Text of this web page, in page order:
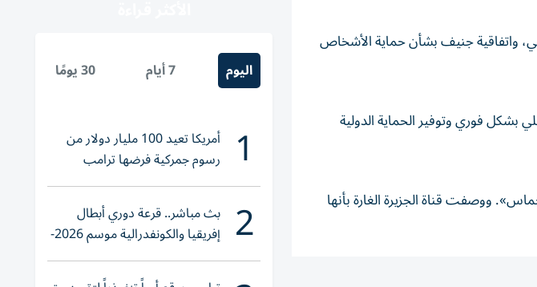
واتفاقية جنيف بشأن حماية الأشخاص
بشكل فوري وتوفير الحماية الدولية
ووصفت قناة الجزيرة الغارة بأنها
اليوم 7 أيام 30 يومًا
1 أمريكا تعيد 100 مليار دولار من
رسوم جمركية فرضها ترامب
2 بث مباشر.. قرعة دوري أبطال
إفريقيا والكونفدرالية موسم 2026-
2027